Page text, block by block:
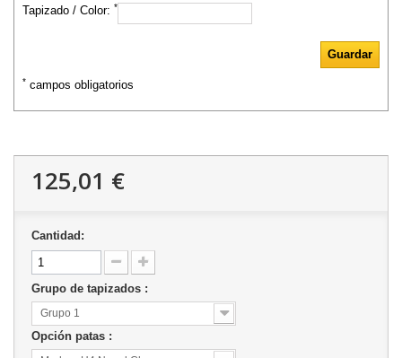
Tapizado / Color:*
* campos obligatorios
125,01 €
Cantidad:
Grupo de tapizados :
Grupo 1
Opción patas :